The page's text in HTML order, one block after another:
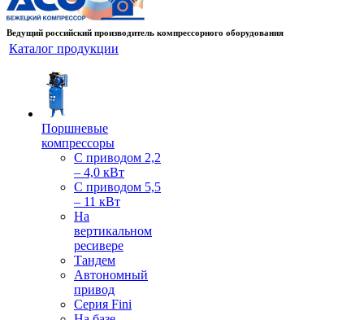
Ведущий российский производитель компрессорного оборудования
Каталог продукции
Поршневые
компрессоры
С приводом 2,2
– 4,0 кВт
С приводом 5,5
– 11 кВт
На
вертикальном
ресивере
Тандем
Автономный
привод
Серия Fini